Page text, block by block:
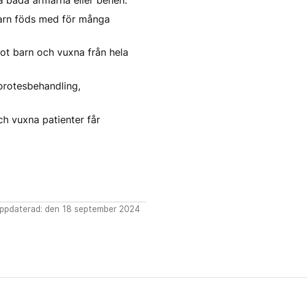
föds med för många
barn och vuxna från hela
vuxna patienter får
den 18 september 2024